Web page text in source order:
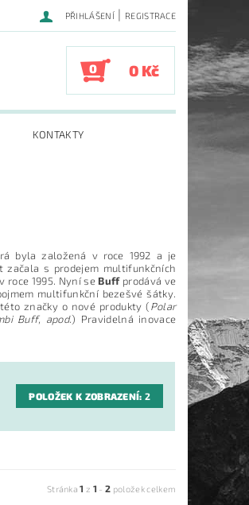
PŘIHLÁŠENÍ | REGISTRACE
0 0 Kč
KONTAKTY
byla založená v roce 1992 a je
začala s prodejem multifunkčních
roce 1995. Nyní seBuff prodává ve
multifunkční bezešvé šátky.
značky o nové produkty (Polar
Buff, apod.) Pravidelná inovace
POLOŽEK K ZOBRAZENÍ:2
Stránka1 z 1 -2 položek celkem